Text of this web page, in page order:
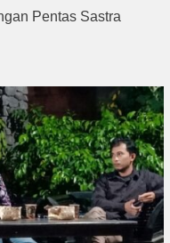
Pentas Sastra